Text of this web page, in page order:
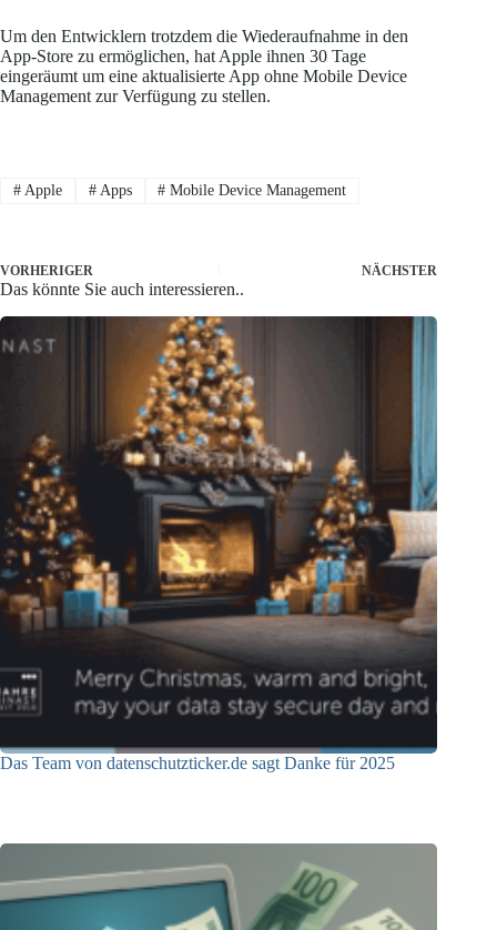
Um den Entwicklern trotzdem die Wiederaufnahme in den
App-Store zu ermöglichen, hat Apple ihnen 30 Tage
eingeräumt um eine aktualisierte App ohne Mobile Device
Management zur Verfügung zu stellen.
#Apple #Apps # Mobile Device Management
VORHERIGER NÄCHSTER
Das könnte Sie auch interessieren..
Das Team von datenschutzticker.de sagt Danke für 2025